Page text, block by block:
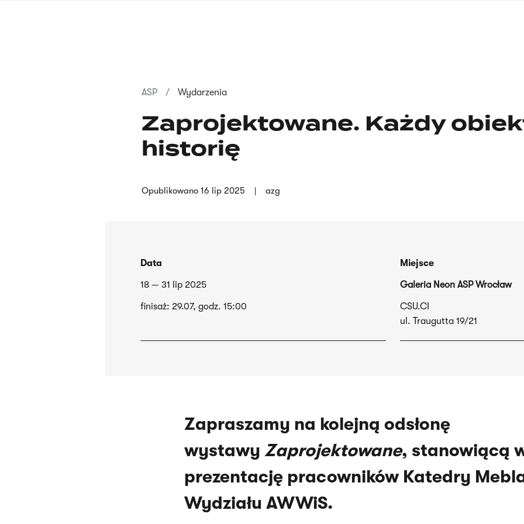
Ścieżka
nawigacyjna
ASP Wydarzenia
Zaprojektowane. Każdy
historię
Opublikowano 16 lip 2025 azg
Data
18 — 31 lip 2025
finisaż: 29.07, godz. 15:00
Miejsce
Galeria Neon ASP Wrocław
CSU.CI
ul. Traugutta 19/21
Zapraszamy na kolejną odsłonę
wystawy Zaprojektowane, stanowiącą
prezentację pracowników Katedry
Wydziału AWWiS.